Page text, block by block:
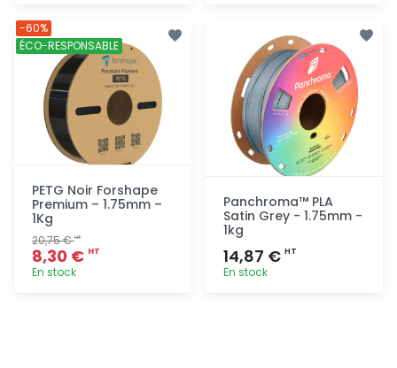
rapide
rapide
PETG Noir Forshape
Premium – 1.75mm –
1Kg
20,75 €HT
8,30 € HT
En stock
-60%
ÉCO-RESPONSABLE
Panchroma™ PLA
Satin Grey - 1.75mm -
1kg
14,87 € HT
En stock